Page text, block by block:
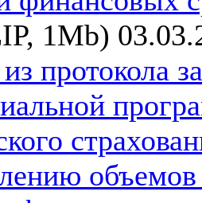
1Mb)
протокола